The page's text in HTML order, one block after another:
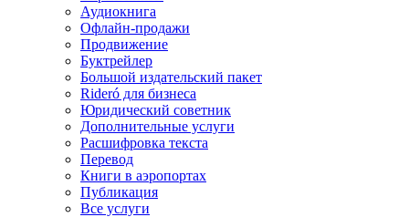
Аудиокнига
Офлайн-продажи
Продвижение
Буктрейлер
Большой издательский пакет
Rideró для бизнеса
Юридический советник
Дополнительные услуги
Расшифровка текста
Перевод
Книги в аэропортах
Публикация
Все услуги